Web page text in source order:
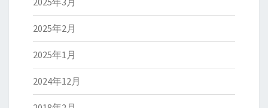
2025年2月
2025年1月
2024年12月